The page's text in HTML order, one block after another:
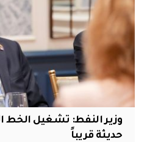
وزير النفط: تشغيل الخط
حديثة قريباً